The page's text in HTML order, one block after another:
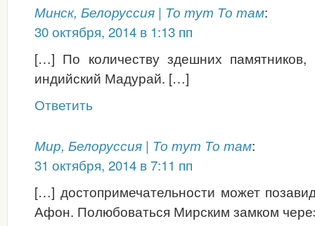
Минск, Белоруссия | То тут То там:
30 октября, 2014 в 1:13 пп
[…] По количеству здешних памятников,
индийский Мадурай. […]
Ответить
Мир, Белоруссия | То тут То там:
31 октября, 2014 в 7:11 пп
[…] достопримечательности может
Афон. Полюбоваться Мирским замком